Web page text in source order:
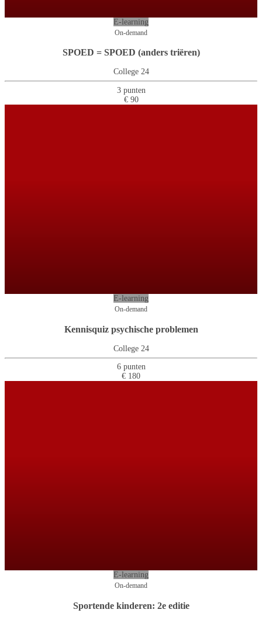
E-learning
On-demand
SPOED = SPOED (anders triëren)
College 24
3 punten
€ 90
E-learning
On-demand
Kennisquiz psychische problemen
College 24
6 punten
€ 180
E-learning
On-demand
Sportende kinderen: 2e editie